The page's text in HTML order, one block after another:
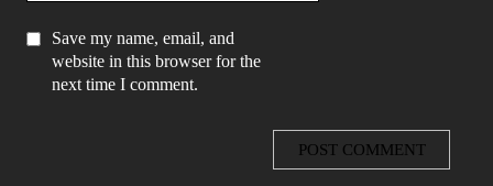
Save my name, email, and
website in this browser for the
next time I comment.